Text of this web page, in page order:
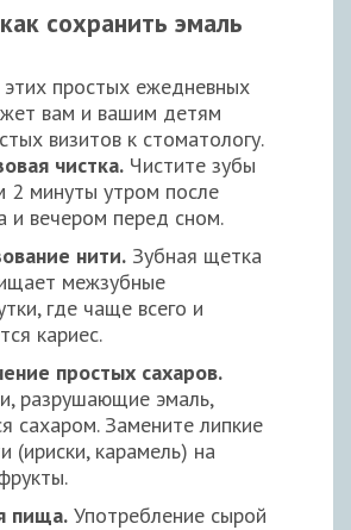
сохранить эмаль
простых ежедневных
вам и вашим детям
визитов к стоматологу.
чистка. Чистите зубы
2 минуты утром после
и вечером перед сном.
нити. Зубная щетка
межзубные
где чаще всего и
кариес.
простых сахаров.
разрушающие эмаль,
сахаром. Замените липкие
(ириски, карамель) на
пища. Употребление сырой